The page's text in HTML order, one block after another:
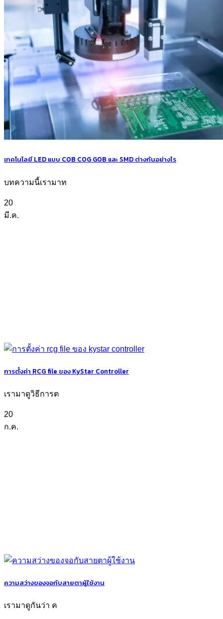
เทคโนโลยี LED แบบ COB COG GOB และ SMD ต่างกันอย่างไร
บทความนี้เรามาท
20
มี.ค.
การตั้งค่า RCG file ของ KyStar Controller
เรามาดูวิธีการต
20
ก.ค.
ความสว่างของจอกับสายตาผู้ใช้งาน
เรามาดูกันว่า ค